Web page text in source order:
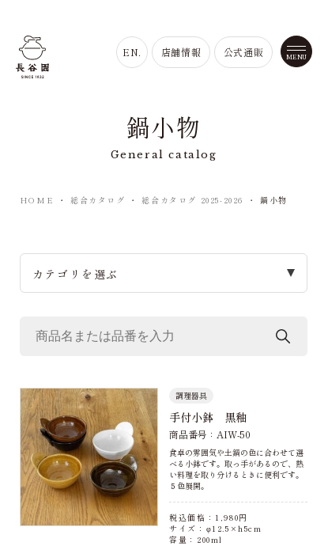
EN. 店舗情報 公式通販
鍋小物
General catalog
HOME ・総合カタログ ・総合カタログ 2025-2026 ・ 鍋小物
カテゴリを選ぶ
調理器具
手付小鉢 黒釉
商品番号：AIW-50
食卓の雰囲気や土鍋の色に合わせて選
べる小鉢です。取っ手があるので、熱
い料理を取り分けるときに便利です。
５色展開。
税込価格： 1,980円
サイズ：φ12.5×h5cm
容量：200ml